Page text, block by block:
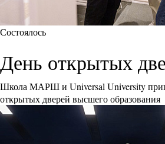
Состоялось
День открытых
Школа МАРШ и Universal University
открытых дверей высшего образования